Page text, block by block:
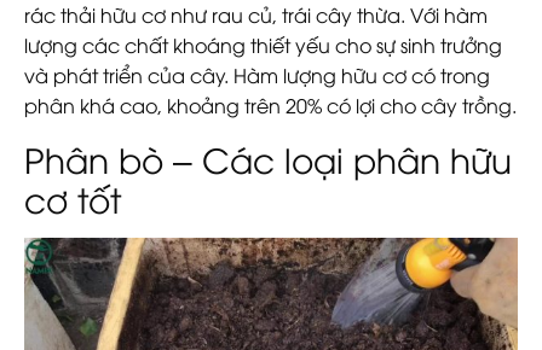
rác thải hữu cơ như rau củ, trái cây thừa. Với hàm
lượng các chất khoáng thiết yếu cho sự sinh trưởng
và phát triển của cây. Hàm lượng hữu cơ có trong
phân khá cao, khoảng trên 20% có lợi cho cây trồng.
Phân bò – Các loại phân hữu
cơ tốt